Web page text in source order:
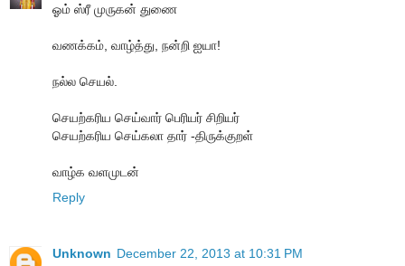
ஓம் ஸ்ரீ முருகன் துணை
வணக்கம், வாழ்த்து, நன்றி ஐயா!
நல்ல செயல்.
செயற்கரிய செய்வார் பெரியர் சிறியர்
செயற்கரிய செய்கலா தார் -திருக்குறள்
வாழ்க வளமுடன்
Reply
Unknown December 22, 2013 at 10:31 PM